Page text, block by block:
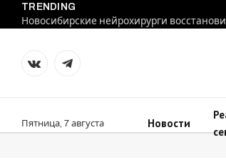
TRENDING
VKontakteTelegram
Пятница, 7 августа Новости